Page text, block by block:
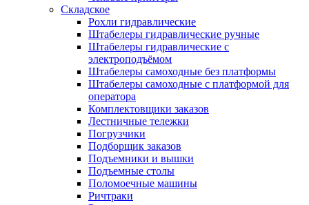
Складское
Рохли гидравлические
Штабелеры гидравлические ручные
Штабелеры гидравлические с
электроподъёмом
Штабелеры самоходные без платформы
Штабелеры самоходные с платформой для
оператора
Комплектовщики заказов
Лестничные тележки
Погрузчики
Подборщик заказов
Подъемники и вышки
Подъемные столы
Поломоечные машины
Ричтраки